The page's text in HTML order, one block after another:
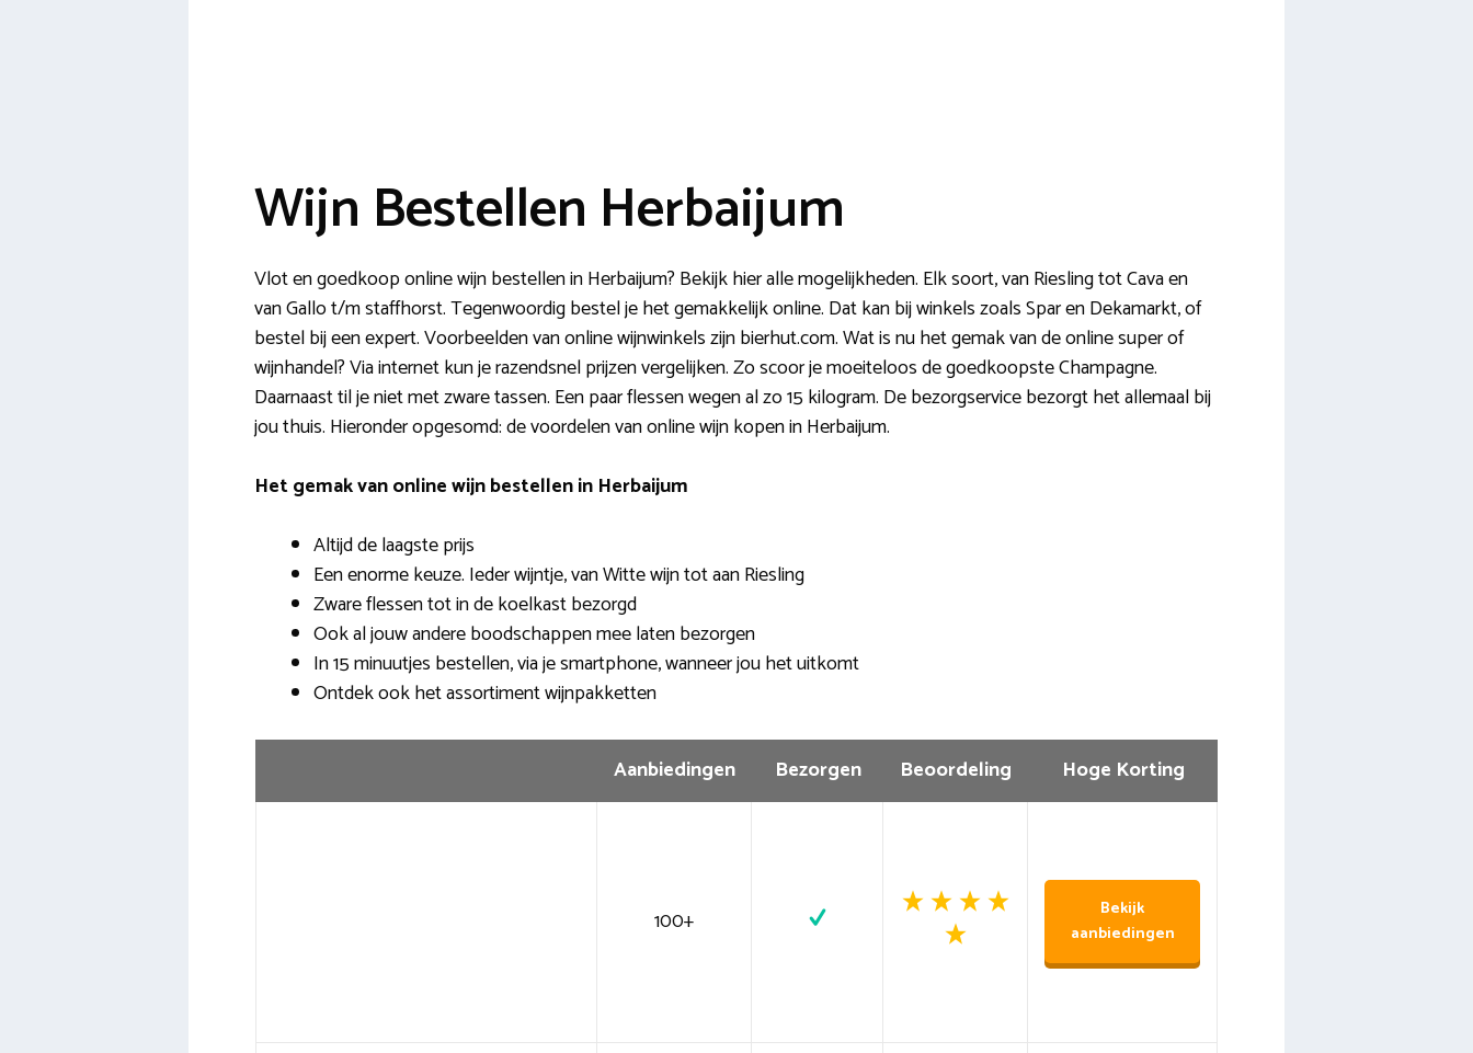
Wijn Bestellen Herbaijum
Vlot en goedkoop online wijn bestellen in Herbaijum? Bekijk hier alle mogelijkheden. Elk soort, van Riesling tot Cava en
van Gallo t/m staffhorst. Tegenwoordig bestel je het gemakkelijk online. Dat kan bij winkels zoals Spar en Dekamarkt, of
bestel bij een expert. Voorbeelden van online wijnwinkels zijn bierhut.com. Wat is nu het gemak van de online super of
wijnhandel? Via internet kun je razendsnel prijzen vergelijken. Zo scoor je moeiteloos de goedkoopste Champagne.
Daarnaast til je niet met zware tassen. Een paar flessen wegen al zo 15 kilogram. De bezorgservice bezorgt het allemaal bij
jou thuis. Hieronder opgesomd: de voordelen van online wijn kopen in Herbaijum.
Het gemak van online wijn bestellen in Herbaijum
Altijd de laagste prijs
Een enorme keuze. Ieder wijntje, van Witte wijn tot aan Riesling
Zware flessen tot in de koelkast bezorgd
Ook al jouw andere boodschappen mee laten bezorgen
In 15 minuutjes bestellen, via je smartphone, wanneer jou het uitkomt
Ontdek ook het assortiment wijnpakketten
Aanbiedingen Bezorgen Beoordeling Hoge Korting
100+
Bekijk
aanbiedingen